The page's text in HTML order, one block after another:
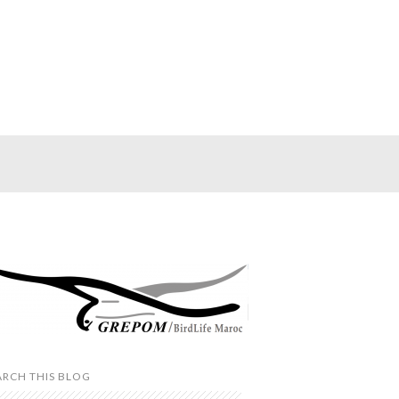
THIS BLOG